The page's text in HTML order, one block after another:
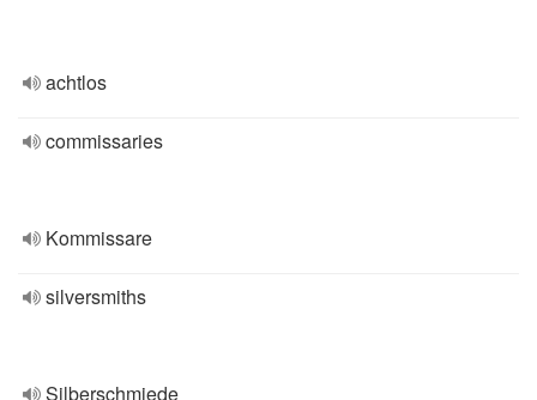
achtlos
commissaries
Kommissare
silversmiths
Silberschmiede